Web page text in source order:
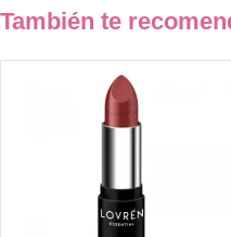
También te